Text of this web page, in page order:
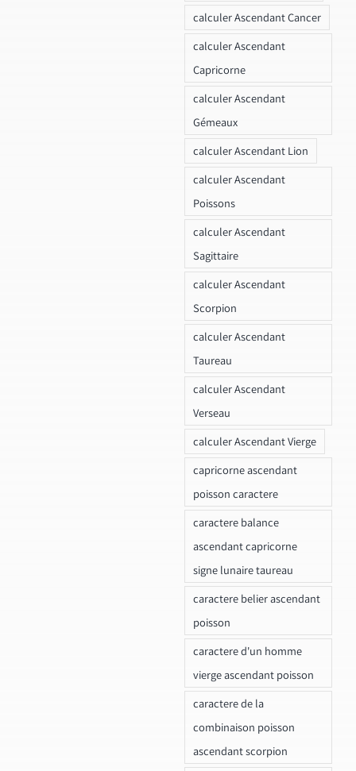
calculer Ascendant Cancer
calculer Ascendant
Capricorne
calculer Ascendant
Gémeaux
calculer Ascendant Lion
calculer Ascendant
Poissons
calculer Ascendant
Sagittaire
calculer Ascendant
Scorpion
calculer Ascendant
Taureau
calculer Ascendant
Verseau
calculer Ascendant Vierge
capricorne ascendant
poisson caractere
caractere balance
ascendant capricorne
signe lunaire taureau
caractere belier ascendant
poisson
caractere d'un homme
vierge ascendant poisson
caractere de la
combinaison poisson
ascendant scorpion